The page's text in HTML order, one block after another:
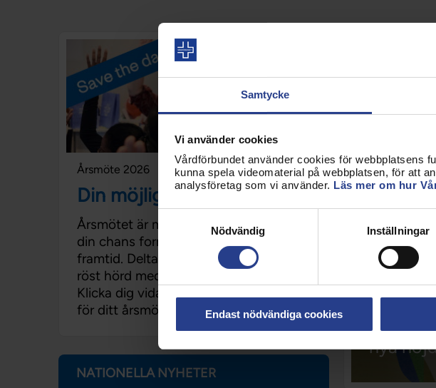
Samtycke
Vi använder cookies
Vårdförbundet använder cookies för webbplatsens
kunna spela videomaterial på webbplatsen, för att
analysföretag som vi använder. Läs mer om hur
Nödvändig
Inställningar
Endast nödvändiga cookies
Årsmöte 2026
Din möjlighet att påverka!
Årsmötet är mer än ett möte, det är
din chans forma Vårdförbundets
framtid. Delta, inspireras och gör din
röst hörd med andra medlemmar.
Klicka dig vidare för att hitta datumet
för ditt årsmöte.
NATIONELLA NYHETER
Var snäll och
för att
Digital
nya